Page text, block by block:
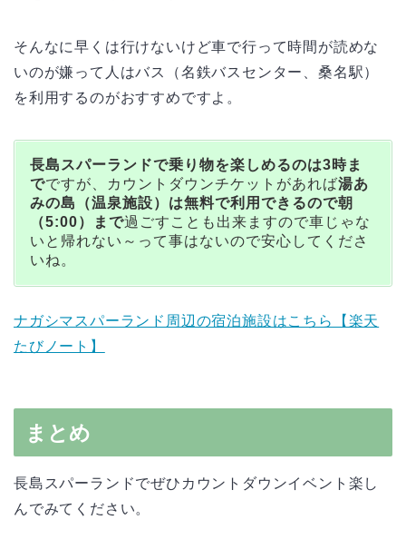
そんなに早くは行けないけど車で行って時間が読めな
いのが嫌って人はバス（名鉄バスセンター、桑名駅）
を利用するのがおすすめですよ。
長島スパーランドで乗り物を楽しめるのは3時ま
でですが、カウントダウンチケットがあれば湯あ
みの島（温泉施設）は無料で利用できるので朝
（5:00）まで過ごすことも出来ますので車じゃな
いと帰れない～って事はないので安心してくださ
いね。
ナガシマスパーランド周辺の宿泊施設はこちら【楽天
たびノート】
まとめ
長島スパーランドでぜひカウントダウンイベント楽し
んでみてください。